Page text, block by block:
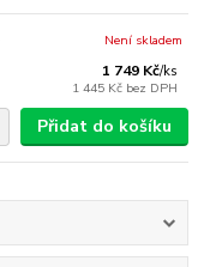
1 749 Kč/ks
1 445 Kč bez DPH
Není skladem
Přidat do košíku